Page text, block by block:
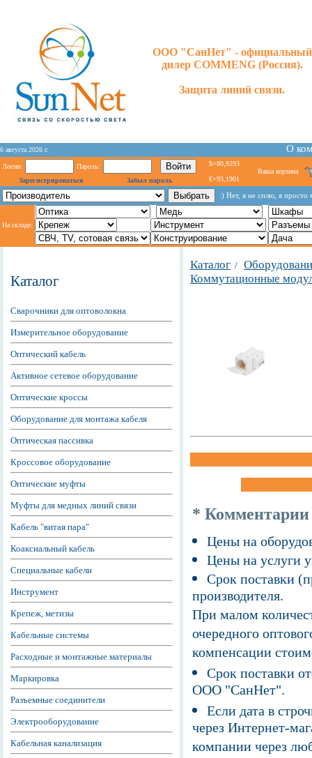
ООО "СанНет" - официальный
дилер COMMENG (Россия).
Защита линий связи.
6 августа 2026 г. О
Логин:
Пароль:
Зарегистрироваться
Забыл пароль
$=80,9293
€=93,1901
Ваша корзина
:) Heт, я нe cплю, я
На складе:
Каталог
Сварочники для оптоволокна
Измерительное оборудование
Оптический кабель
Активное сетевое оборудование
Оптические кроссы
Оборудование для монтажа кабеля
Оптическая пассивка
Кроссовое оборудование
Оптические муфты
Муфты для медных линий связи
Кабель "витая пара"
Коаксиальный кабель
Специальные кабели
Инструмент
Крепеж, метизы
Кабельные системы
Расходные и монтажные материалы
Маркировка
Разъемные соединители
Электрооборудование
Кабельная канализация
Каталог /
Коммутационные
* Комментарии
Цены на
Цены на услуги
Срок поставки
производителя.
При малом
очередного
компенсации
Срок поставки
ООО "СанНет".
Если дата в
через Интернет-
компании через